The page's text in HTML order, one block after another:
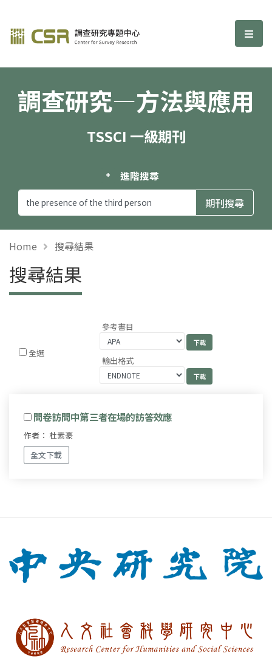
調查研究—方法與應用期刊 選
調查研究—方法與應用
TSSCI 一級期刊
進階搜尋
Home 搜尋結果
搜尋結果
全選
參考書目
輸出格式
問卷訪問中第三者在場的訪答效應
作者： 杜素豪
全文下載